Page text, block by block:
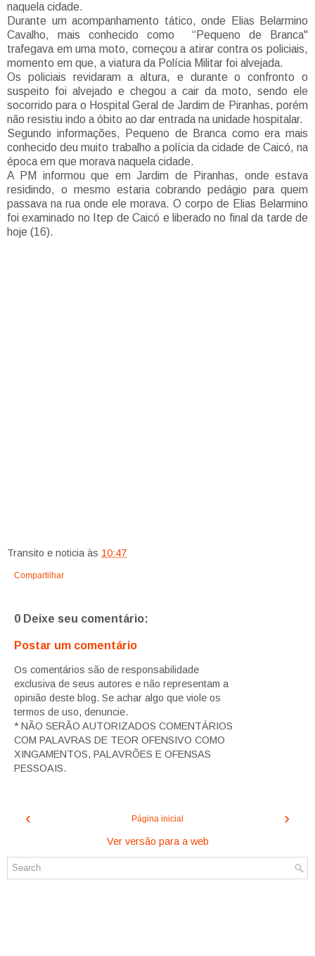
naquela cidade.
Durante um acompanhamento tático, onde Elias Belarmino
Cavalho, mais conhecido como “Pequeno de Branca"
trafegava em uma moto, começou a atirar contra os policiais,
momento em que, a viatura da Polícia Militar foi alvejada.
Os policiais revidaram a altura, e durante o confronto o
suspeito foi alvejado e chegou a cair da moto, sendo ele
socorrido para o Hospital Geral de Jardim de Piranhas, porém
não resistiu indo a óbito ao dar entrada na unidade hospitalar.
Segundo informações, Pequeno de Branca como era mais
conhecido deu muito trabalho a polícia da cidade de Caicó, na
época em que morava naquela cidade.
A PM informou que em Jardim de Piranhas, onde estava
residindo, o mesmo estaria cobrando pedágio para quem
passava na rua onde ele morava. O corpo de Elias Belarmino
foi examinado no Itep de Caicó e liberado no final da tarde de
hoje (16).
Transito e noticia às 10:47
Compartilhar
0 Deixe seu comentário:
Postar um comentário
Os comentários são de responsabilidade
exclusiva de seus autores e não representam a
opinião deste blog. Se achar algo que viole os
termos de uso, denuncie.
* NÃO SERÃO AUTORIZADOS COMENTÁRIOS
COM PALAVRAS DE TEOR OFENSIVO COMO
XINGAMENTOS, PALAVRÕES E OFENSAS
PESSOAIS.
‹ ›
Página inicial
Ver versão para a web